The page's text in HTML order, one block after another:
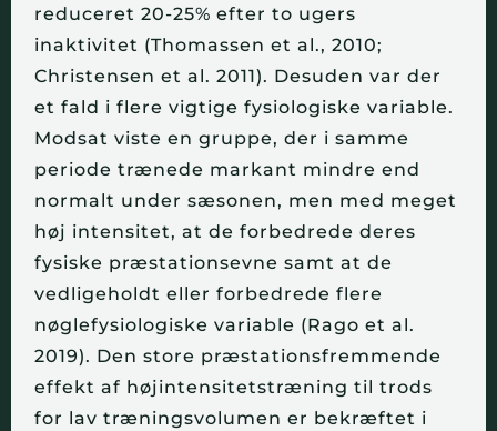
reduceret 20-25% efter to ugers
inaktivitet (Thomassen et al., 2010;
Christensen et al. 2011). Desuden var der
et fald i flere vigtige fysiologiske variable.
Modsat viste en gruppe, der i samme
periode trænede markant mindre end
normalt under sæsonen, men med meget
høj intensitet, at de forbedrede deres
fysiske præstationsevne samt at de
vedligeholdt eller forbedrede flere
nøglefysiologiske variable (Rago et al.
2019). Den store præstationsfremmende
effekt af højintensitetstræning til trods
for lav træningsvolumen er bekræftet i